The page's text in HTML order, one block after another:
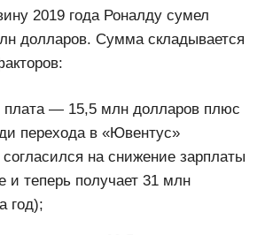
2019 года Роналду сумел
долларов. Сумма складывается
плата — 15,5 млн долларов плюс
перехода в «Ювентус»
согласился на снижение зарплаты
и теперь получает 31 млн
год);